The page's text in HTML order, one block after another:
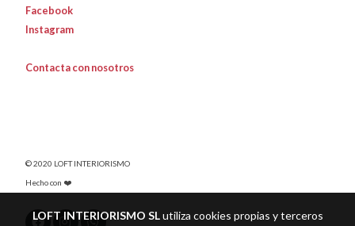
Facebook
Instagram
Contacta con nosotros
© 2020 LOFT INTERIORISMO
Hecho con ❤️
LOFT INTERIORISMO SLutiliza cookies propias y terceros